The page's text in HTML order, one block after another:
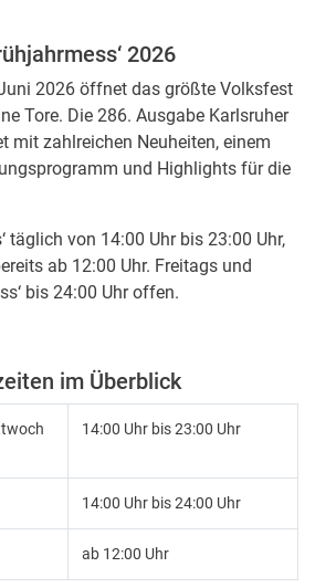
2026
2026 öffnet das größte Volksfest
Tore. Die 286. Ausgabe Karlsruher
mit zahlreichen Neuheiten, einem
und Highlights für die
täglich von 14:00 Uhr bis 23:00 Uhr,
ab 12:00 Uhr. Freitags und
bis 24:00 Uhr offen.
im Überblick
14:00 Uhr bis 23:00 Uhr
14:00 Uhr bis 24:00 Uhr
ab 12:00 Uhr